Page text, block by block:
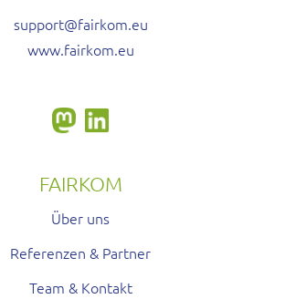
support@fairkom.eu
www.fairkom.eu
FAIRKOM
Über uns
Referenzen & Partner
Team & Kontakt